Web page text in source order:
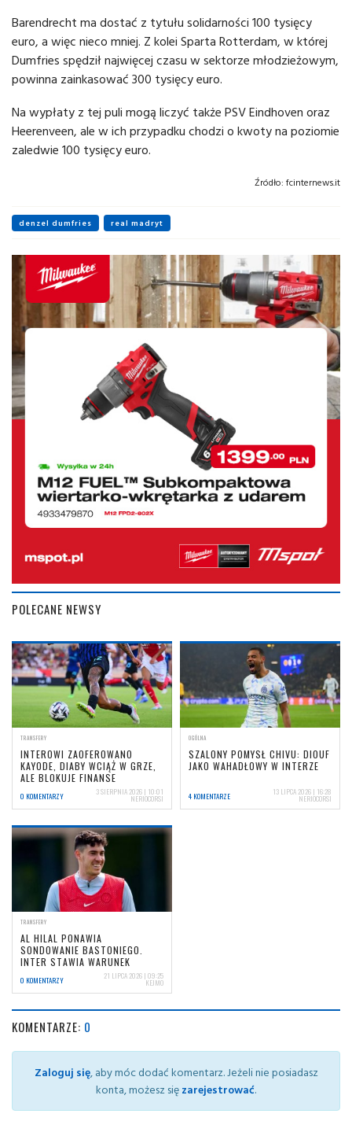
Barendrecht ma dostać z tytułu solidarności 100 tysięcy
euro, a więc nieco mniej. Z kolei Sparta Rotterdam, w której
Dumfries spędził najwięcej czasu w sektorze młodzieżowym,
powinna zainkasować 300 tysięcy euro.
Na wypłaty z tej puli mogą liczyć także PSV Eindhoven oraz
Heerenveen, ale w ich przypadku chodzi o kwoty na poziomie
zaledwie 100 tysięcy euro.
Źródło: fcinternews.it
denzel dumfries real madryt
POLECANE NEWSY
TRANSFERY
INTEROWI ZAOFEROWANO
KAYODE, DIABY WCIĄŻ W GRZE,
ALE BLOKUJE FINANSE
0 KOMENTARZY 3 SIERPNIA 2026 | 10:01
NERIOCORSI
OGÓLNA
SZALONY POMYSŁ CHIVU: DIOUF
JAKO WAHADŁOWY W INTERZE
4 KOMENTARZE 13 LIPCA 2026 | 16:28
NERIOCORSI
TRANSFERY
AL HILAL PONAWIA
SONDOWANIE BASTONIEGO.
INTER STAWIA WARUNEK
0 KOMENTARZY 21 LIPCA 2026 | 09:25
KEJMO
KOMENTARZE: 0
Zaloguj się, aby móc dodać komentarz. Jeżeli nie posiadasz
konta, możesz sięzarejestrować.